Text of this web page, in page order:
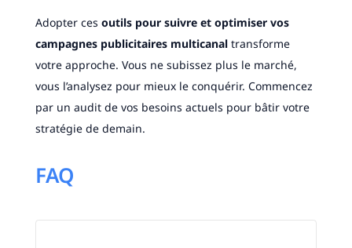
Adopter ces outils pour suivre et optimiser vos
campagnes publicitaires multicanaltransforme
votre approche. Vous ne subissez plus le marché,
vous l’analysez pour mieux le conquérir. Commencez
par un audit de vos besoins actuels pour bâtir votre
stratégie de demain.
FAQ